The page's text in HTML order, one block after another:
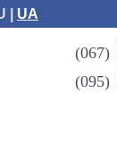
| UA
(067)
(095)